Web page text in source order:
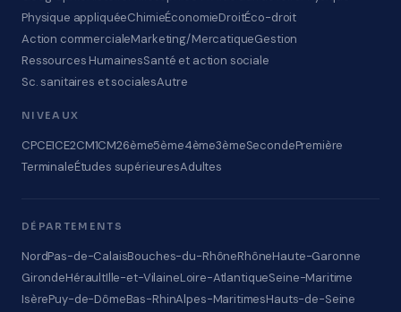
Physique appliquéeChimieÉconomieDroitÉco-droit
Action commercialeMarketing/MercatiqueGestion
Ressources HumainesSanté et action sociale
Sc. sanitaires et socialesAutre
NIVEAUX
CPCE1CE2CM1CM26ème5ème4ème3èmeSecondePremière
TerminaleÉtudes supérieuresAdultes
DÉPARTEMENTS
NordPas-de-CalaisBouches-du-RhôneRhôneHaute-Garonne
GirondeHéraultIlle-et-VilaineLoire-AtlantiqueSeine-Maritime
IsèrePuy-de-DômeBas-RhinAlpes-MaritimesHauts-de-Seine